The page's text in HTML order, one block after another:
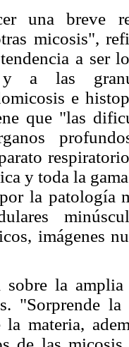
una breve
micosis",
a ser
a las
e
que "las
y toda la
por la
imágenes
sobre la
"Sorprende
materia,